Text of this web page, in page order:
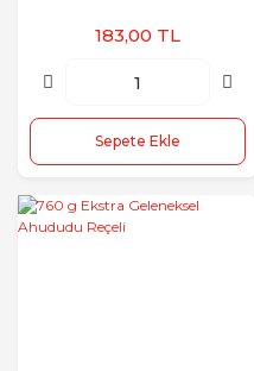
183,00 TL
Sepete Ekle